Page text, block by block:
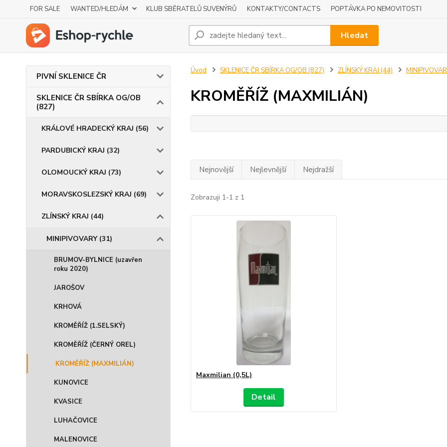
FOR SALE WANTED/HLEDÁM KLUB SBĚRATELŮ SUVENÝRŮ KONTAKTY/CONTACTS POPTÁVKA PO NEMOVITOSTI
Hledat
PIVNÍ SKLENICE ČR
SKLENICE ČR SBÍRKA OG/OB
(827)
KRÁLOVÉ HRADECKÝ KRAJ (56)
PARDUBICKÝ KRAJ (32)
OLOMOUCKÝ KRAJ (73)
MORAVSKOSLEZSKÝ KRAJ (69)
ZLÍNSKÝ KRAJ (44)
MINIPIVOVARY (31)
BRUMOV-BYLNICE (uzavřen
roku 2020)
JAROŠOV
KRHOVÁ
KROMĚŘÍŽ (1.SELSKÝ)
KROMĚŘÍŽ (ČERNÝ OREL)
KROMĚŘÍŽ (MAXMILIÁN)
KUNOVICE
KVASICE
LUHAČOVICE
MALENOVICE
Úvod SKLENICE ČR SBÍRKA OG/OB (827) ZLÍNSKÝ KRAJ (44)
KROMĚŘÍŽ (MAXMILIÁN)
Nejnovější Nejlevnější Nejdražší
Zobrazuji 1-1 z 1
Maxmilian (0,5L)
Detail